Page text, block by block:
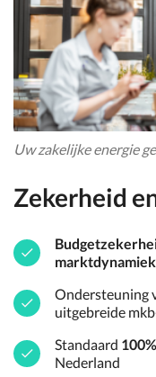
Uw zakelijke energie
Zekerheid
marktdynamiek
Ondersteuning
uitgebreide
Standaard
Nederland